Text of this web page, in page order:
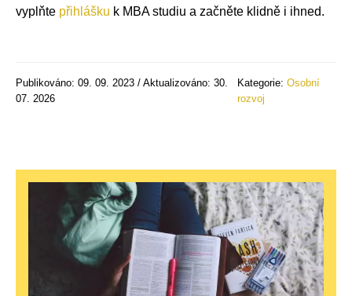
vyplňte přihlášku k MBA studiu a začněte klidně i ihned.
Publikováno: 09. 09. 2023 / Aktualizováno: 30.
07. 2026
Kategorie:Osobní
rozvoj